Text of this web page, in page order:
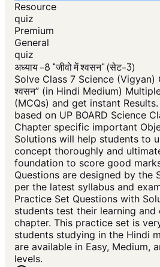
Resource
quiz
Premium
General
quiz
अध्याय -8 "जीवो में श्वसन" (सेट-3)
Solve Class 7 Science (Vigyan)
श्वसन” (in Hindi Medium)
(MCQs) and get instant
based on UP BOARD Science
Chapter specific important
Solutions will help students to
concept thoroughly and
foundation to score good
Questions are designed by the
per the latest syllabus and
Practice Set Questions with
students test their learning
chapter. This practice set is
students studying in the Hindi
are available in Easy, Medium,
levels.